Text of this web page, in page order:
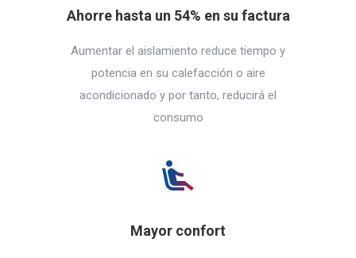
Ahorre hasta un 54% en su factura
Aumentar el aislamiento reduce tiempo y
potencia en su calefacción o aire
acondicionado y por tanto, reducirá el
consumo
Mayor confort